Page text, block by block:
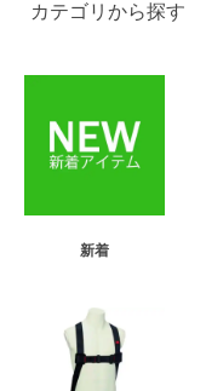
カテゴリから探す
新着